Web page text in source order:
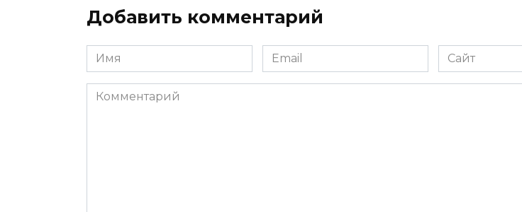
Добавить комментарий
Имя Email Сайт
Комментарий